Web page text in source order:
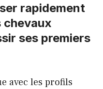
rapidement
chevaux
ses premiers
avec les profils